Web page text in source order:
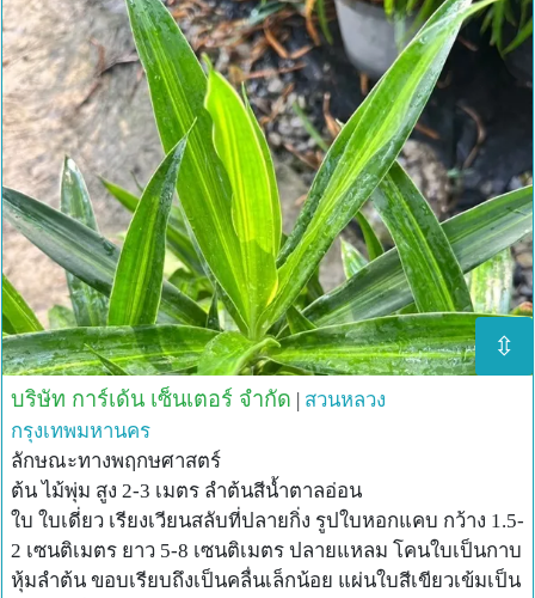
⇳
บริษัท การ์เด้น เซ็นเตอร์ จำกัด | สวนหลวง
กรุงเทพมหานคร
ลักษณะทางพฤกษศาสตร์
ต้น ไม้พุ่ม สูง 2-3 เมตร ลำต้นสีน้ำตาลอ่อน
ใบ ใบเดี่ยว เรียงเวียนสลับที่ปลายกิ่ง รูปใบหอกแคบ กว้าง 1.5-
2 เซนติเมตร ยาว 5-8 เซนติเมตร ปลายแหลม โคนใบเป็นกาบ
หุ้มลำต้น ขอบเรียบถึงเป็นคลื่นเล็กน้อย แผ่นใบสีเขียวเข้มเป็น